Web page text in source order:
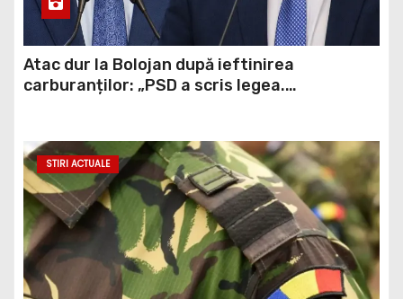
Atac dur la Bolojan după ieftinirea
carburanților: „PSD a scris legea.
STIRI ACTUALE